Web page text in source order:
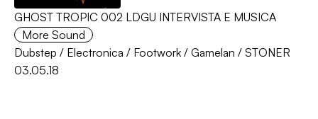
GHOST TROPIC 002 LDGU INTERVISTA E MUSICA
More Sound
Dubstep / Electronica / Footwork / Gamelan / STONER
03.05.18